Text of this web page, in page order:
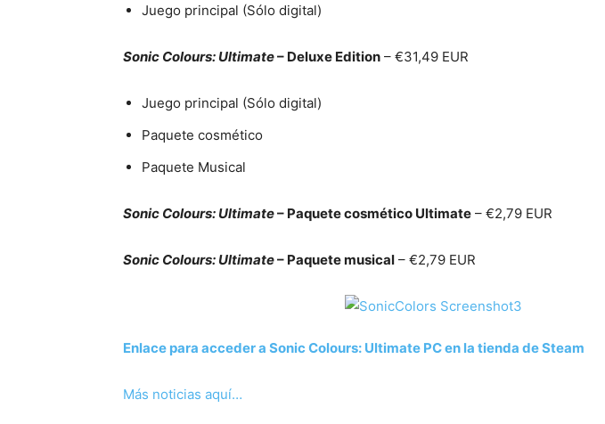
Juego principal (Sólo digital)
Sonic Colours: Ultimate– Deluxe Edition – €31,49 EUR
Juego principal (Sólo digital)
Paquete cosmético
Paquete Musical
Sonic Colours: Ultimate– Paquete cosmético Ultimate – €2,79 EUR
Sonic Colours: Ultimate– Paquete musical – €2,79 EUR
Enlace para acceder a Sonic Colours: Ultimate PC en la tienda de Steam
Más noticias aquí…